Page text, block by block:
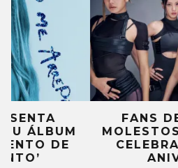
FANS DE
MOLESTOS POR
CELEBRACIÓN DEL
ANIVERSARIO